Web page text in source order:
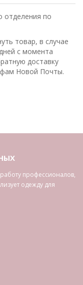
отделения по
товар, в случае
с момента
доставку
Новой Почты.
профессионалов,
одежду для